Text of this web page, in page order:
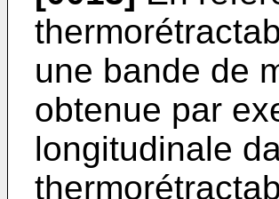
une bande de
obtenue par
longitudinale